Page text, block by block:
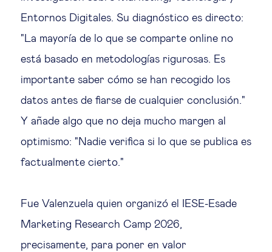
Suscríbete
Entornos Digitales. Su diagnóstico es directo:
"La mayoría de lo que se comparte online no
está basado en metodologías rigurosas. Es
importante saber cómo se han recogido los
datos antes de fiarse de cualquier conclusión."
Y añade algo que no deja mucho margen al
optimismo: "Nadie verifica si lo que se publica es
factualmente cierto."
Fue Valenzuela quien organizó el IESE-Esade
Marketing Research Camp 2026,
precisamente, para poner en valor